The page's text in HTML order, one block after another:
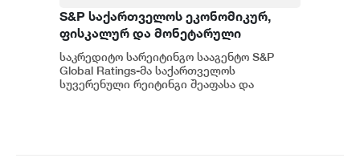
S&P საქართველოს ეკონომიკურ,
ფისკალურ და მონეტარული
პოლიტიკის ჩარჩოს კვლავ
გონივრულად და წინდახედულად
აფასებს
საკრედიტო სარეიტინგო სააგენტო S&P
Global Ratings-მა საქართველოს
სუვერენული რეიტინგი შეაფასა და